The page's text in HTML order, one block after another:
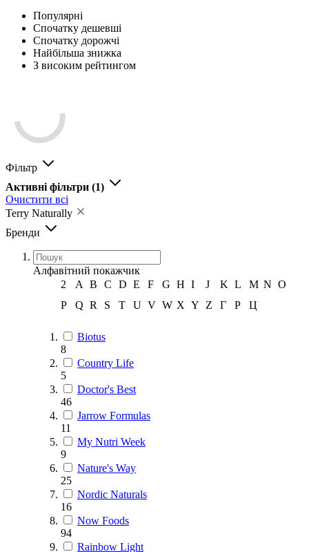
Популярні
Спочатку дешевші
Спочатку дорожчі
Найбільша знижка
З високим рейтингом
Фільтр
Активні фільтри (1)
Очистити всі
Terry Naturally
Бренди
Алфавітний покажчик
2
A B C D E F G H I J K L M N O
P
Q R S T U V W X Y Z Г Р Ц
Biotus
8
Country Life
5
Doctor's Best
46
Jarrow Formulas
11
My Nutri Week
9
Nature's Way
25
Nordic Naturals
16
Now Foods
94
Rainbow Light